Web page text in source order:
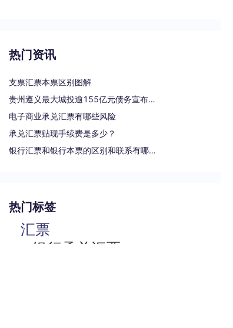
热门资讯
支票汇票本票区别图解
贵州遵义最大城投逾155亿元债务宣布重组
电子商业承兑汇票有哪些风险
承兑汇票贴现手续费是多少？
银行汇票和银行本票的区别和联系有哪些（一文读懂支票、本票和汇票的区别）
热门标签
汇票
银行承兑汇票